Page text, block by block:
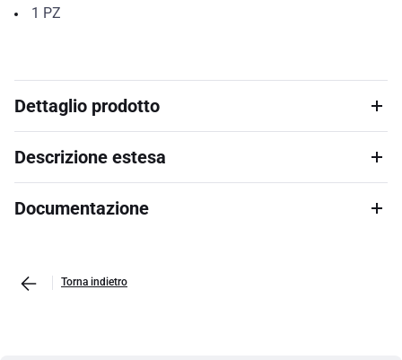
1 PZ
Dettaglio prodotto
Descrizione estesa
Documentazione
Torna indietro